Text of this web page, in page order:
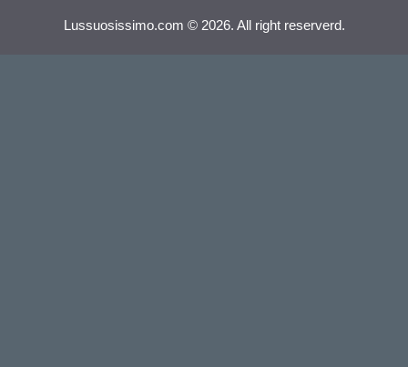
Lussuosissimo.com © 2026. All right reserverd.